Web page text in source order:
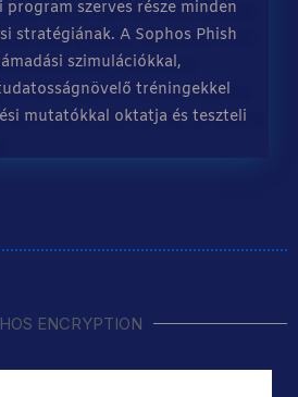
szerves része minden
stratégiának. A Sophos Phish
szimulációkkal,
tréningekkel
mutatókkal oktatja és teszteli
ENCRYPTION